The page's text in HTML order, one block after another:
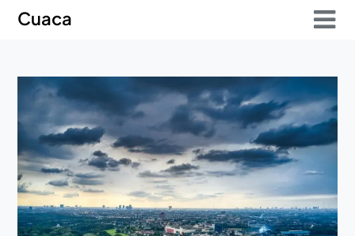
Skip
SkipCuaca